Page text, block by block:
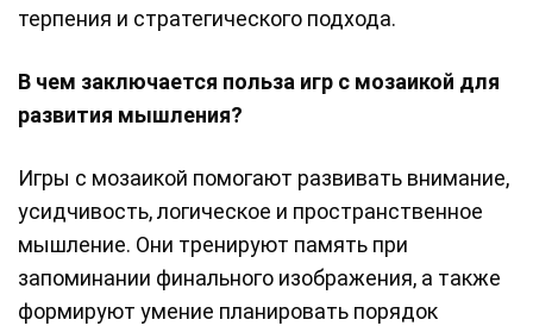
терпения и стратегического подхода.
В чем заключается польза игр с мозаикой для
развития мышления?
Игры с мозаикой помогают развивать внимание,
усидчивость, логическое и пространственное
мышление. Они тренируют память при
запоминании финального изображения, а также
формируют умение планировать порядок